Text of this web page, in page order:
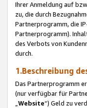
Ihrer Anmeldung auf
zu, die durch
Partnerprogramm, die
Partnerprogramm).
des Verbots von
durch.
1.Beschreibung
Das Partnerprogramm
(nur verfügbar für
Website“) Geld zu